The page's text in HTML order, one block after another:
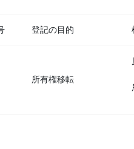
登記の目的
所有権移転